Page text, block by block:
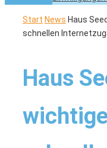
Start News Haus
schnellen
Haus